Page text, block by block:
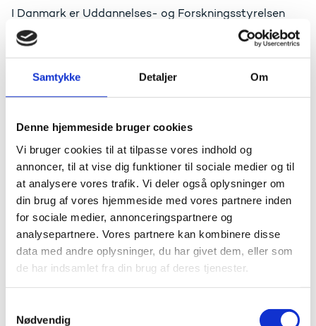
Samtykke Detaljer Om
Denne hjemmeside bruger cookies
Vi bruger cookies til at tilpasse vores indhold og
annoncer, til at vise dig funktioner til sociale medier og til
at analysere vores trafik. Vi deler også oplysninger om
din brug af vores hjemmeside med vores partnere inden
for sociale medier, annonceringspartnere og
analysepartnere. Vores partnere kan kombinere disse
data med andre oplysninger, du har givet dem, eller som
de har indsamlet fra din brug af deres tjenester.
Nødvendig
I Danmark er Uddannelses- og Forskningsstyrelsen
nationalt Nordplus-kontor og vejleder danske
ansøgere til programmet.
Næste ansøgningsfrist
den 1. februar 2027. Man kan dog også søge Nordplus
om tilskud til forberedende aktiviteter den 1. oktober
2026. Denne ansøgningsrunde åbner i august.
Fakta
Nordplus er Nordisk Ministerråds
uddannelsesprogram
Nordplus støtter uddannelsessamarbejde i den
studerende, kursister og undervisere samt